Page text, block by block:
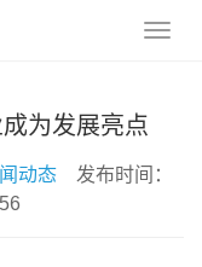
为发展亮点
动态发布时间：